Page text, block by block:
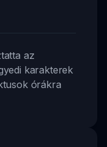
az
karakterek
órákra